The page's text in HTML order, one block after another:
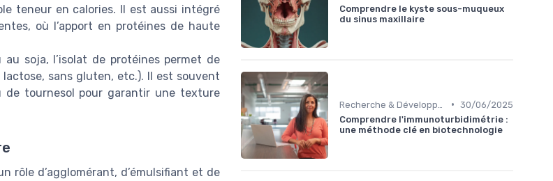
teneur en calories. Il est aussi intégré
où l’apport en protéines de haute
soja, l’isolat de protéines permet de
sans gluten, etc.). Il est souvent
de tournesol pour garantir une texture
rôle d’agglomérant, d’émulsifiant et de
Comprendre le kyste sous-muqueux
du sinus maxillaire
• 30/06/2025
Comprendre l'immunoturbidimétrie :
une méthode clé en biotechnologie